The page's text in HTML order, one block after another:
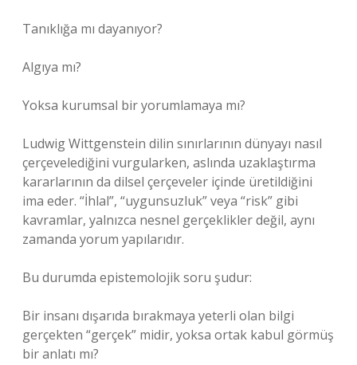
Tanıklığa mı dayanıyor?
Algıya mı?
Yoksa kurumsal bir yorumlamaya mı?
Ludwig Wittgenstein dilin sınırlarının dünyayı nasıl
çerçevelediğini vurgularken, aslında uzaklaştırma
kararlarının da dilsel çerçeveler içinde üretildiğini
ima eder. “İhlal”, “uygunsuzluk” veya “risk” gibi
kavramlar, yalnızca nesnel gerçeklikler değil, aynı
zamanda yorum yapılarıdır.
Bu durumda epistemolojik soru şudur:
Bir insanı dışarıda bırakmaya yeterli olan bilgi
gerçekten “gerçek” midir, yoksa ortak kabul görmüş
bir anlatı mı?